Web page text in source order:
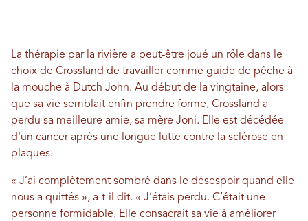
La thérapie par la rivière a peut-être joué un rôle dans le
choix de Crossland de travailler comme guide de pêche à
la mouche à Dutch John. Au début de la vingtaine, alors
que sa vie semblait enfin prendre forme, Crossland a
perdu sa meilleure amie, sa mère Joni. Elle est décédée
d'un cancer après une longue lutte contre la sclérose en
plaques.
« J’ai complètement sombré dans le désespoir quand elle
nous a quittés », a-t-il dit. « J’étais perdu. C’était une
personne formidable. Elle consacrait sa vie à améliorer